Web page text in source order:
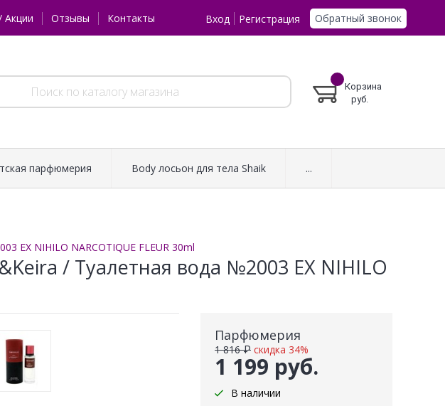
Акции Отзывы Контакты Вход Регистрация Обратный звонок
Корзина
руб.
парфюмерия Body лосьон для тела Shaik ...
EX NIHILO NARCOTIQUE FLEUR 30ml
/ Туалетная вода №2003 EX NIHILO
Парфюмерия
1 199 руб.
1 816 ₽ скидка 34%
В наличии